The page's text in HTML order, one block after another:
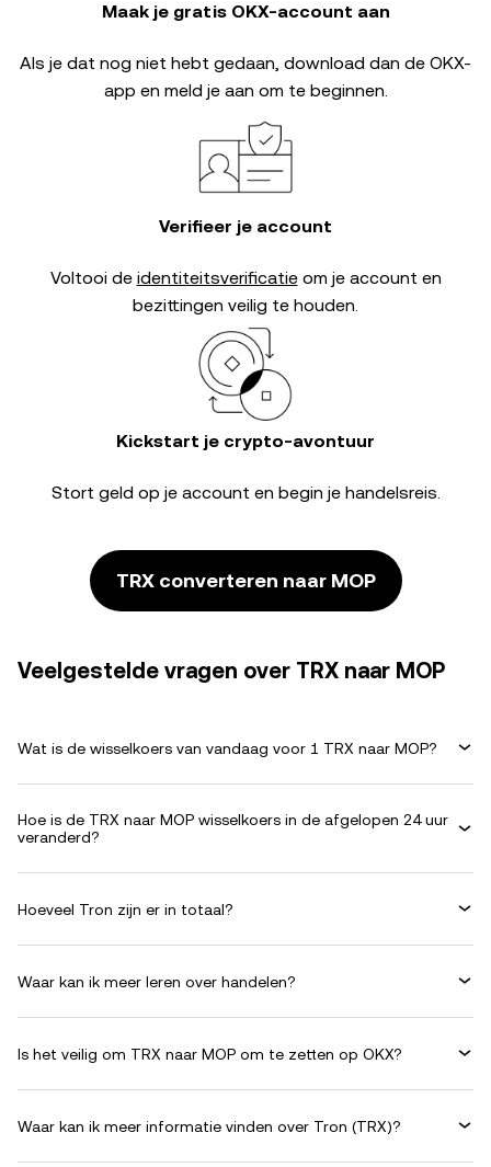
Maak je gratis OKX-account aan
Als je dat nog niet hebt gedaan, download dan de OKX-
app en meld je aan om te beginnen.
Verifieer je account
Voltooi de identiteitsverificatieom je account en
bezittingen veilig te houden.
Kickstart je crypto-avontuur
Stort geld op je account en begin je handelsreis.
TRX converteren naar MOP
Veelgestelde vragen over TRX naar MOP
Wat is de wisselkoers van vandaag voor 1 TRX naar MOP?
Hoe is de TRX naar MOP wisselkoers in de afgelopen 24 uur
veranderd?
Hoeveel Tron zijn er in totaal?
Waar kan ik meer leren over handelen?
Is het veilig om TRX naar MOP om te zetten op OKX?
Waar kan ik meer informatie vinden over Tron (TRX)?